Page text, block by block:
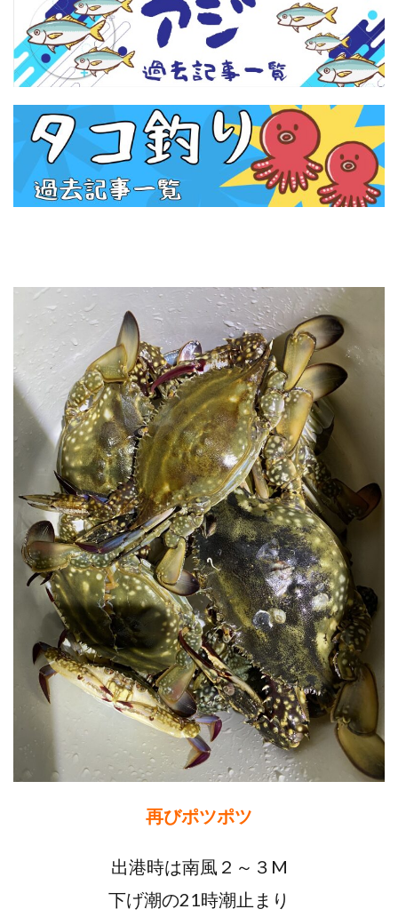
再びポツポツ
出港時は南風２～３M
下げ潮の21時潮止まり